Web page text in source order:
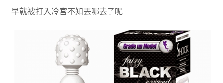
早就被打入冷宮不知丟哪去了呢